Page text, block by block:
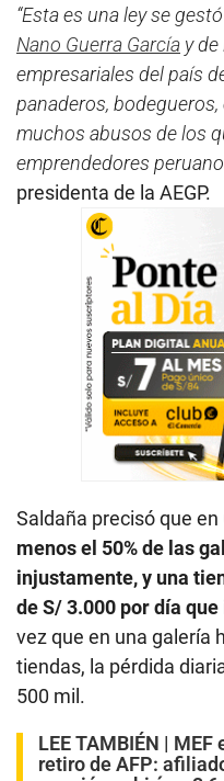
“Esta es una ley se
Nano Guerra García y
empresariales del país
panaderos,
muchos abusos de los
emprendedores
presidenta de la AEGP.
Saldaña precisó que en
menos el 50% de las
injustamente, y una
de S/ 3.000 por día
vez que en una galería
tiendas, la pérdida
500 mil.
LEE TAMBIÉN | MEF
retiro de AFP: